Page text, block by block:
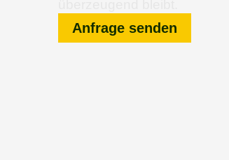
Anfrage senden